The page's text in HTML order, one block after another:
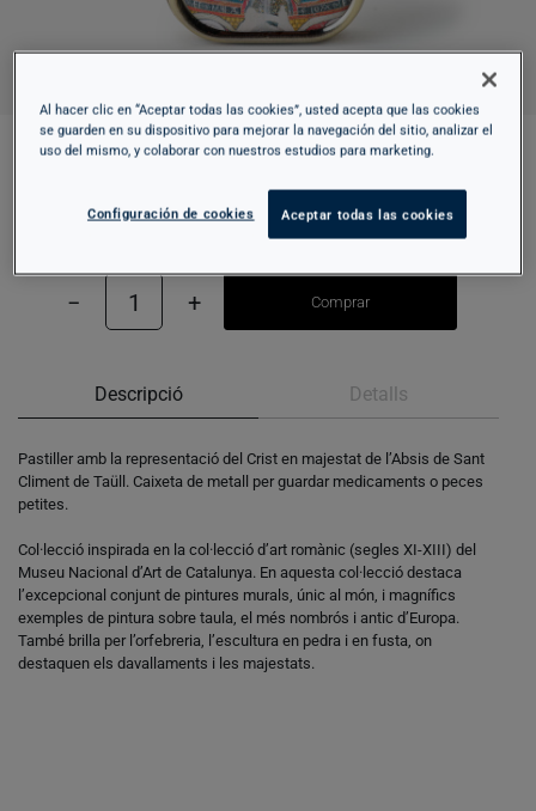
PASTILLER - SANT CLIMENT DE TAÜLL
− 1 + Comprar
Descripció Detalls
Pastiller amb la representació del Crist en majestat de l’Absis de Sant
Climent de Taüll. Caixeta de metall per guardar medicaments o peces
petites.
Col·lecció inspirada en la col·lecció d’art romànic (segles XI-XIII) del
Museu Nacional d’Art de Catalunya. En aquesta col·lecció destaca
l’excepcional conjunt de pintures murals, únic al món, i magnífics
exemples de pintura sobre taula, el més nombrós i antic d’Europa.
També brilla per l’orfebreria, l’escultura en pedra i en fusta, on
destaquen els davallaments i les majestats.
Al hacer clic en “Aceptar todas las cookies”, usted acepta que las cookies
se guarden en su dispositivo para mejorar la navegación del sitio, analizar el
uso del mismo, y colaborar con nuestros estudios para marketing.
Configuración de cookies Aceptar todas las cookies